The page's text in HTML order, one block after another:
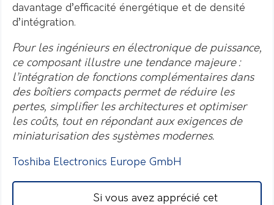
davantage d’efficacité énergétique et de densité
d’intégration.
Pour les ingénieurs en électronique de puissance,
ce composant illustre une tendance majeure :
l’intégration de fonctions complémentaires dans
des boîtiers compacts permet de réduire les
pertes, simplifier les architectures et optimiser
les coûts, tout en répondant aux exigences de
miniaturisation des systèmes modernes.
Toshiba Electronics Europe GmbH
Si vous avez apprécié cet